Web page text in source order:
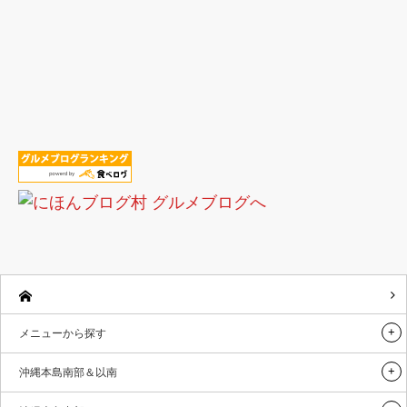
メニューから探す
沖縄本島南部＆以南